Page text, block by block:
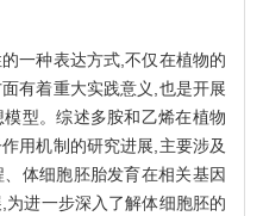
一种表达方式,不仅在植物的
有着重大实践意义,也是开展
型。综述多胺和乙烯在植物
用机制的研究进展,主要涉及
体细胞胚胎发育在相关基因
进一步深入了解体细胞胚的